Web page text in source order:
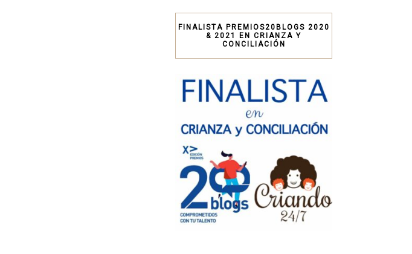
FINALISTA PREMIOS20BLOGS 2020
& 2021 EN CRIANZA Y
CONCILIACIÓN